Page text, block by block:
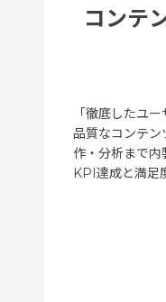
コンテ
「徹底したユ
品質なコンテン
作・分析まで内
KPI達成と満足